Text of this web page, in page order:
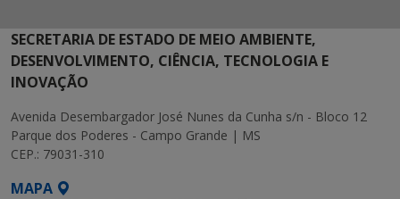
SECRETARIA DE ESTADO DE MEIO AMBIENTE,
DESENVOLVIMENTO, CIÊNCIA, TECNOLOGIA E
INOVAÇÃO
Avenida Desembargador José Nunes da Cunha s/n - Bloco 12
Parque dos Poderes - Campo Grande | MS
CEP.: 79031-310
MAPA